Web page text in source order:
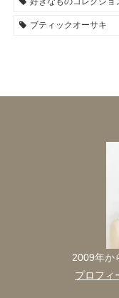
ブティックオーサキ
2009年か
プロフィ